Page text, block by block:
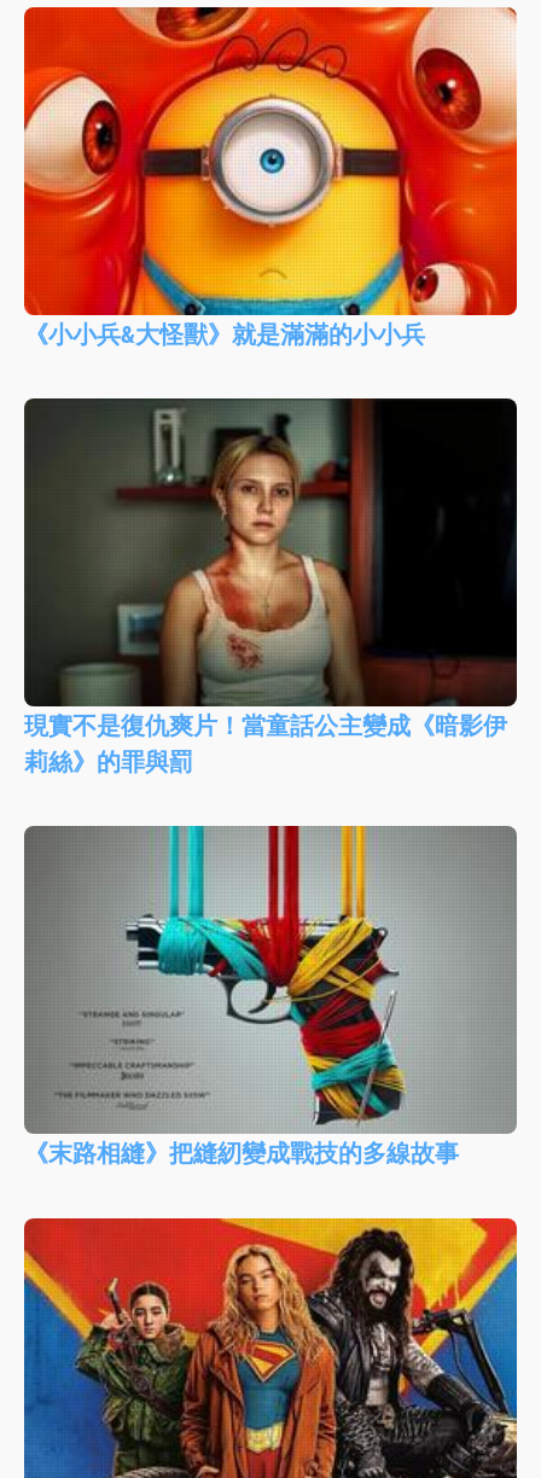
《小小兵&大怪獸》就是滿滿的小小兵
現實不是復仇爽片！當童話公主變成《暗影伊
莉絲》的罪與罰
《末路相縫》把縫紉變成戰技的多線故事